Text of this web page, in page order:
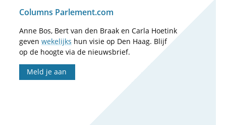
Columns Parlement.com
Anne Bos, Bert van den Braak en Carla Hoetink
geven wekelijks hun visie op Den Haag. Blijf
op de hoogte via de nieuwsbrief.
Meld je aan